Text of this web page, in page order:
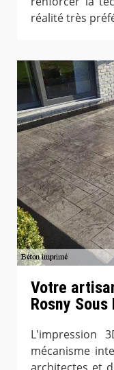
réalité très
Votre
Rosny
L'impression
mécanisme